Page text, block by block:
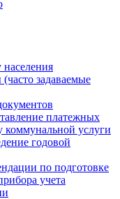
задаваемые
платежных
коммунальной услуги
годовой
по подготовке
учета